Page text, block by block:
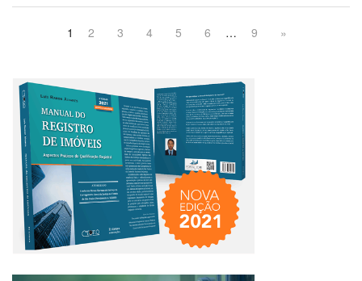
1 2 3 4 5 6 … 9 »